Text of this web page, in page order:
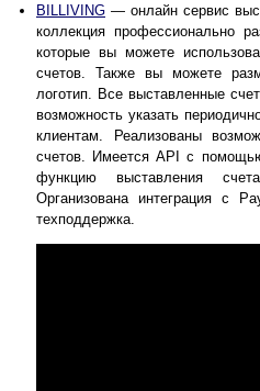
BILLIVING — онлайн сервис
коллекция профессионально
которые вы можете
счетов. Также вы можете
логотип. Все выставленные
возможность указать
клиентам. Реализованы
счетов. Имеется API с
функцию выставления
Организована интеграция с
техподдержка.